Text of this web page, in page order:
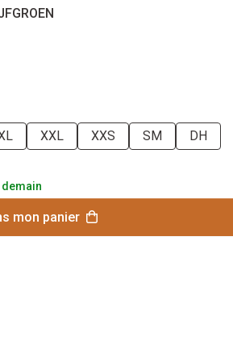
XXL XXS SM DH
mon panier